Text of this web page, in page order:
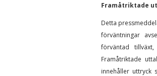
Framåtriktade
Detta
förväntningar
förväntad
Framåtriktade
innehåller uttryck